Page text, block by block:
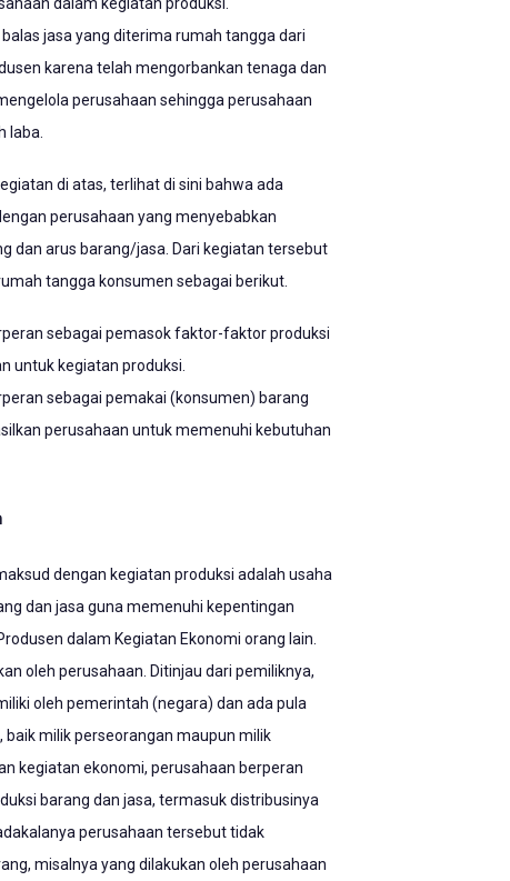
jasa yang diterima rumah tangga dari
karena telah mengorbankan tenaga dan
perusahaan sehingga perusahaan
laba.
di atas, terlihat di sini bahwa ada
perusahaan yang menyebabkan
dan arus barang/jasa. Dari kegiatan tersebut
tangga konsumen sebagai berikut.
sebagai pemasok faktor-faktor produksi
untuk kegiatan produksi.
sebagai pemakai (konsumen) barang
perusahaan untuk memenuhi kebutuhan
dengan kegiatan produksi adalah usaha
dan jasa guna memenuhi kepentingan
dalam Kegiatan Ekonomi orang lain.
oleh perusahaan. Ditinjau dari pemiliknya,
oleh pemerintah (negara) dan ada pula
baik milik perseorangan maupun milik
kegiatan ekonomi, perusahaan berperan
barang dan jasa, termasuk distribusinya
perusahaan tersebut tidak
misalnya yang dilakukan oleh perusahaan